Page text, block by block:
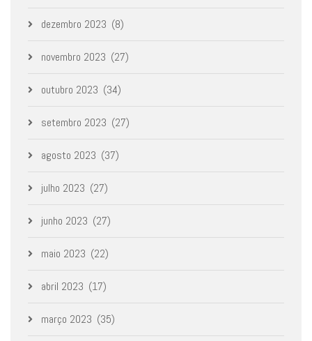
dezembro 2023 (8)
novembro 2023 (27)
outubro 2023 (34)
setembro 2023 (27)
agosto 2023 (37)
julho 2023 (27)
junho 2023 (27)
maio 2023 (22)
abril 2023 (17)
março 2023 (35)